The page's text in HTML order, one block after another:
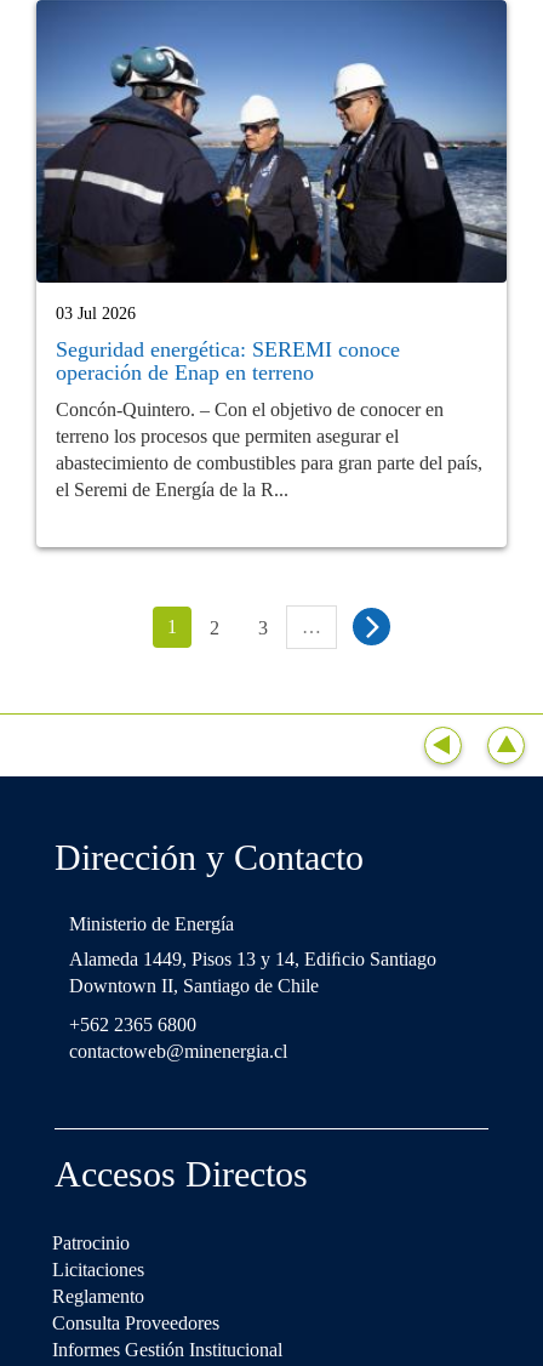
03 Jul 2026
Seguridad energética: SEREMI conoce
operación de Enap en terreno
Concón-Quintero. – Con el objetivo de conocer en
terreno los procesos que permiten asegurar el
abastecimiento de combustibles para gran parte del país,
el Seremi de Energía de la R...
1 2 3 …
Dirección y Contacto
Ministerio de Energía
Alameda 1449, Pisos 13 y 14, Ediﬁcio Santiago
Downtown II, Santiago de Chile
+562 2365 6800
contactoweb@minenergia.cl
Accesos Directos
Patrocinio
Licitaciones
Reglamento
Consulta Proveedores
Informes Gestión Institucional